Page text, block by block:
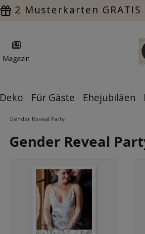
2 Musterkarten
Magazin
Deko Für Gäste Ehejubiläen
Gender Reveal Party
Gender Reveal